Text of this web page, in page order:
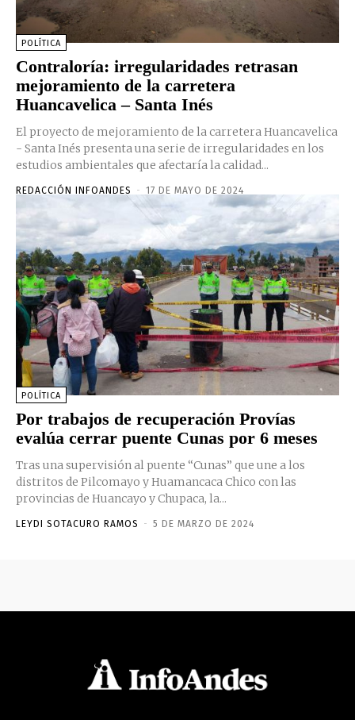
POLÍTICA
Contraloría: irregularidades retrasan
mejoramiento de la carretera
Huancavelica – Santa Inés
El proyecto de mejoramiento de la carretera Huancavelica
- Santa Inés presenta una serie de irregularidades en los
estudios ambientales que afectaría la calidad...
REDACCIÓN INFOANDES - 17 DE MAYO DE 2024
POLÍTICA
Por trabajos de recuperación Provías
evalúa cerrar puente Cunas por 6 meses
Tras una supervisión al puente “Cunas” que une a los
distritos de Pilcomayo y Huamancaca Chico con las
provincias de Huancayo y Chupaca, la...
LEYDI SOTACURO RAMOS - 5 DE MARZO DE 2024